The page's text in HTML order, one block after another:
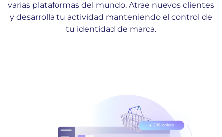
varias plataformas del mundo. Atrae nuevos clientes
y desarrolla tu actividad manteniendo el control de
tu identidad de marca.